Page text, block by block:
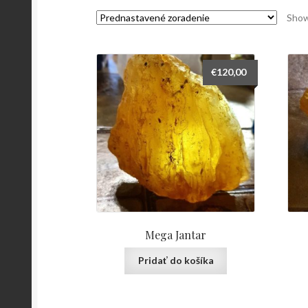
Mega Jantar
€120,00
Pridať do košíka